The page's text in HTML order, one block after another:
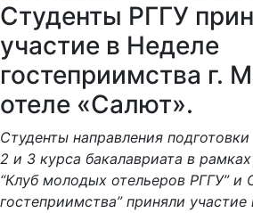
Студенты РГГУ
участие в Неделе
гостеприимства г.
отеле «Салют».
Студенты направления подготовки
2 и 3 курса бакалавриата в
“Клуб молодых отельеров РГГУ” и
гостеприимства” приняли